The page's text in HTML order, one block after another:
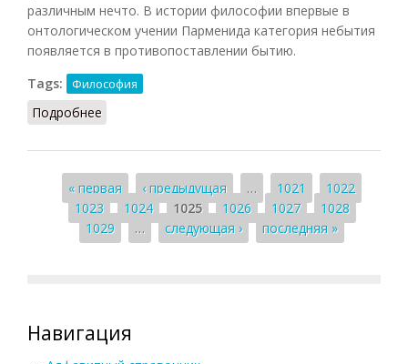
различным нечто. В истории философии впервые в
онтологическом учении Парменида категория небытия
появляется в противопоставлении бытию.
Tags:
Философия
Подробнее
Страницы
« первая ‹ предыдущая … 1021
1022
1023
1024 1025 1026 1027
1028
1029
… следующая › последняя »
Навигация